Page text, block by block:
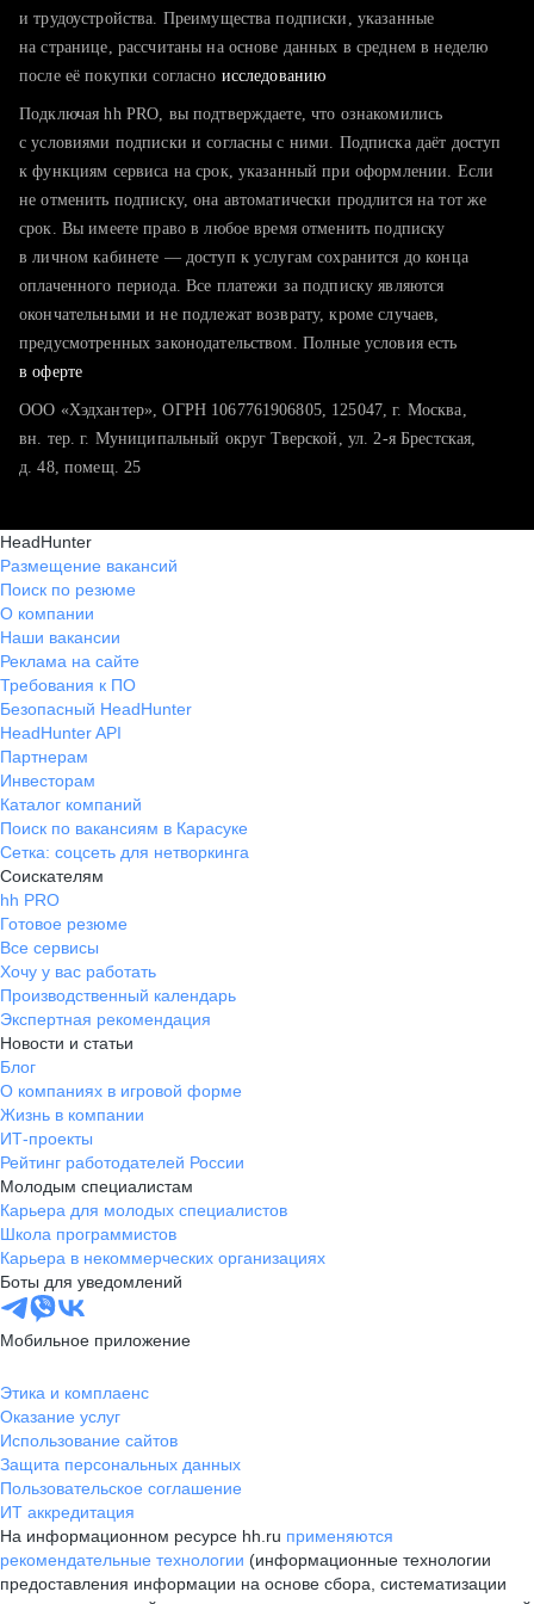
тратите много времени на поиск и вручную поднимаете
хотите сравнить себя с конкурентами и оценить шансы
и трудоустройства. Преимущества подписки, указанные
на странице, рассчитаны на основе данных в среднем в неделю
после её покупки согласно исследованию
Подключая hh PRO, вы подтверждаете, что ознакомились
с условиями подписки и согласны с ними. Подписка даёт доступ
к функциям сервиса на срок, указанный при оформлении. Если
не отменить подписку, она автоматически продлится на тот же
срок. Вы имеете право в любое время отменить подписку
в личном кабинете — доступ к услугам сохранится до конца
оплаченного периода. Все платежи за подписку являются
окончательными и не подлежат возврату, кроме случаев,
предусмотренных законодательством. Полные условия есть
в оферте
ООО «Хэдхантер», ОГРН 1067761906805, 125047, г. Москва,
вн. тер. г. Муниципальный округ Тверской, ул. 2-я Брестская,
д. 48, помещ. 25
HeadHunter
Размещение вакансий
Поиск по резюме
О компании
Наши вакансии
Реклама на сайте
Требования к ПО
Безопасный HeadHunter
HeadHunter API
Партнерам
Инвесторам
Каталог компаний
Поиск по вакансиям в Карасуке
Сетка: соцсеть для нетворкинга
Соискателям
hh PRO
Готовое резюме
Все сервисы
Хочу у вас работать
Производственный календарь
Экспертная рекомендация
Новости и статьи
Блог
О компаниях в игровой форме
Жизнь в компании
ИТ-проекты
Рейтинг работодателей России
Молодым специалистам
Карьера для молодых специалистов
Школа программистов
Карьера в некоммерческих организациях
Боты для уведомлений
Мобильное приложение
Этика и комплаенс
Оказание услуг
Использование сайтов
Защита персональных данных
Пользовательское соглашение
ИТ аккредитация
На информационном ресурсе hh.ru применяются
рекомендательные технологии (информационные технологии
предоставления информации на основе сбора, систематизации